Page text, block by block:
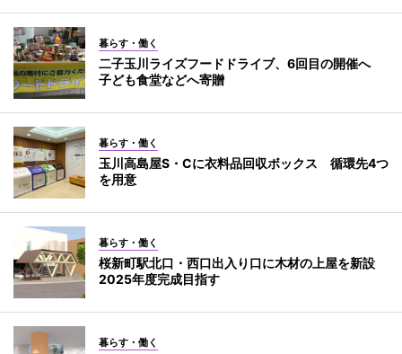
暮らす・働く
二子玉川ライズフードドライブ、6回目の開催へ
子ども食堂などへ寄贈
暮らす・働く
玉川高島屋S・Cに衣料品回収ボックス 循環先4つ
を用意
暮らす・働く
桜新町駅北口・西口出入り口に木材の上屋を新設
2025年度完成目指す
暮らす・働く